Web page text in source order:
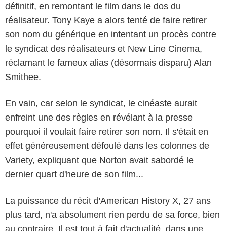
définitif, en remontant le film dans le dos du
réalisateur. Tony Kaye a alors tenté de faire retirer
son nom du générique en intentant un procès contre
le syndicat des réalisateurs et New Line Cinema,
réclamant le fameux alias (désormais disparu) Alan
Smithee.
En vain, car selon le syndicat, le cinéaste aurait
enfreint une des règles en révélant à la presse
pourquoi il voulait faire retirer son nom. Il s'était en
effet généreusement défoulé dans les colonnes de
Variety, expliquant que Norton avait sabordé le
dernier quart d'heure de son film...
La puissance du récit d'American History X, 27 ans
plus tard, n'a absolument rien perdu de sa force, bien
au contraire. Il est tout à fait d'actualité, dans une